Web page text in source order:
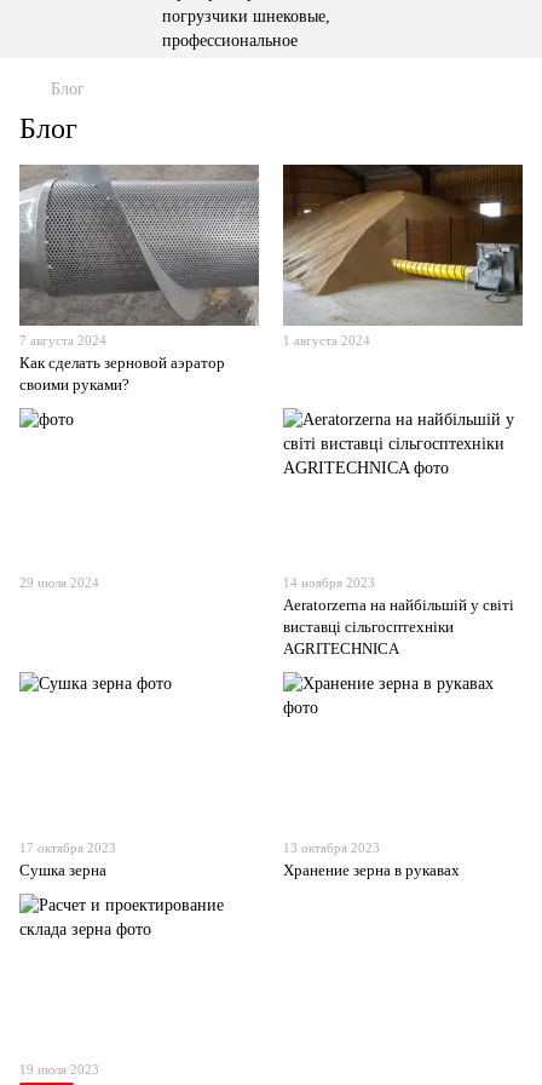
Блог
Блог
7 августа 2024
Как сделать зерновой аэратор
своими руками?
1 августа 2024
29 июля 2024 14 ноября 2023
Аeratorzerna на найбільшій у світі
виставці сільгосптехніки
AGRITECHNICA
17 октября 2023
Сушка зерна
13 октября 2023
Хранение зерна в рукавах
19 июля 2023